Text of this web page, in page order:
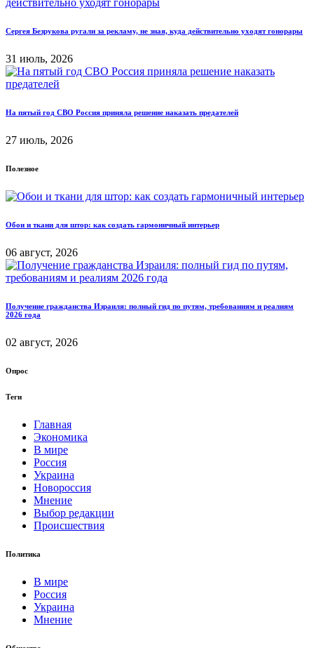
Сергея Безрукова ругали за рекламу, не зная, куда действительно уходят гонорары
31 июль, 2026
На пятый год СВО Россия приняла решение наказать предателей
27 июль, 2026
Полезное
Обои и ткани для штор: как создать гармоничный интерьер
06 август, 2026
Получение гражданства Израиля: полный гид по путям, требованиям и реалиям
2026 года
02 август, 2026
Опрос
Теги
Главная
Экономика
В мире
Россия
Украина
Новороссия
Мнение
Выбор редакции
Происшествия
Политика
В мире
Россия
Украина
Мнение